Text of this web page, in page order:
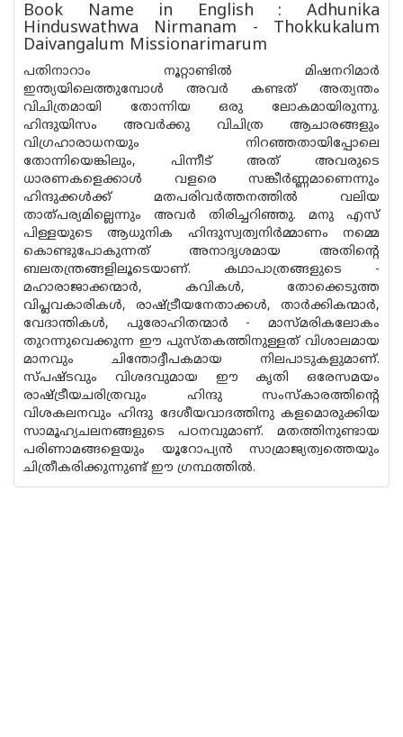
Book Name in English : Adhunika
Hinduswathwa Nirmanam - Thokkukalum
Daivangalum Missionarimarum
പതിനാറാം നൂറ്റാണ്ടിൽ മിഷനറിമാർ
ഇന്ത്യയിലെത്തുമ്പോൾ അവർ കണ്ടത് അത്യന്തം
വിചിത്രമായി തോന്നിയ ഒരു ലോകമായിരുന്നു.
ഹിന്ദുയിസം അവർക്കു വിചിത്ര ആചാരങ്ങളും
വിഗ്രഹാരാധനയും നിറഞ്ഞതായിപ്പോലെ
തോന്നിയെങ്കിലും, പിന്നീട് അത് അവരുടെ
ധാരണകളെക്കാൾ വളരെ സങ്കീർണ്ണമാണെന്നും
ഹിന്ദുക്കൾക്ക് മതപരിവർത്തനത്തിൽ വലിയ
താത്പര്യമില്ലെന്നും അവർ തിരിച്ചറിഞ്ഞു. മനു എസ്
പിള്ളയുടെ ആധുനിക ഹിന്ദുസ്വത്വനിർമ്മാണം നമ്മെ
കൊണ്ടുപോകുന്നത് അനാദൃശമായ അതിന്റെ
ബലതന്ത്രങ്ങളിലൂടെയാണ്. കഥാപാത്രങ്ങളുടെ -
മഹാരാജാക്കന്മാർ, കവികൾ, തോക്കെടുത്ത
വിപ്ലവകാരികൾ, രാഷ്ട്രീയനേതാക്കൾ, താർക്കികന്മാർ,
വേദാന്തികൾ, പുരോഹിതന്മാർ - മാസ്മരികലോകം
തുറന്നുവെക്കുന്ന ഈ പുസ്തകത്തിനുള്ളത് വിശാലമായ
മാനവും ചിന്തോദ്ദീപകമായ നിലപാടുകളുമാണ്.
സ്പഷ്ടവും വിശദവുമായ ഈ കൃതി ഒരേസമയം
രാഷ്ട്രീയചരിത്രവും ഹിന്ദു സംസ്കാരത്തിന്റെ
വിശകലനവും ഹിന്ദു ദേശീയവാദത്തിനു കളമൊരുക്കിയ
സാമൂഹ്യചലനങ്ങളുടെ പഠനവുമാണ്. മതത്തിനുണ്ടായ
പരിണാമങ്ങളെയും യൂറോപ്യൻ സാമ്രാജ്യത്വത്തെയും
ചിത്രീകരിക്കുന്നുണ്ട് ഈ ഗ്രന്ഥത്തിൽ.